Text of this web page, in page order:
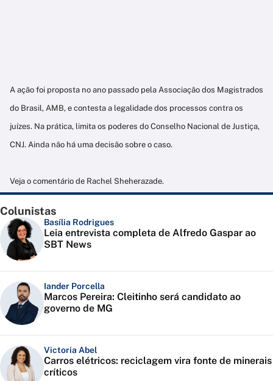
A ação foi proposta no ano passado pela Associação dos Magistrados
do Brasil, AMB, e contesta a legalidade dos processos contra os
juízes. Na prática, limita os poderes do Conselho Nacional de Justiça,
CNJ. Ainda não há uma decisão sobre o caso.
Veja o comentário de Rachel Sheherazade.
Colunistas
Basília Rodrigues
Leia entrevista completa de Alfredo Gaspar ao
SBT News
Iander Porcella
Marcos Pereira: Cleitinho será candidato ao
governo de MG
Victoria Abel
Carros elétricos: reciclagem vira fonte de minerais
críticos